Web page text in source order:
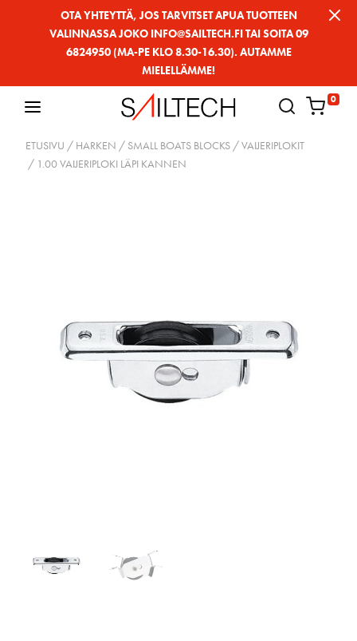
OTA YHTEYTTÄ, JOS TARVITSET APUA TUOTTEEN
VALINNASSA JOKO INFO@SAILTECH.FI TAI SOITA 09
6824950 (MA-PE KLO 8.30-16.30). AUTAMME
MIELELLÄMME!
0
ETUSIVU / HARKEN / SMALL BOATS BLOCKS /VAIJERIPLOKIT
/ 1.00 VAIJERIPLOKI LÄPI KANNEN